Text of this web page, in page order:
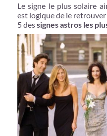
Le signe le plus solaire
est logique de le
5 dessignes astros les